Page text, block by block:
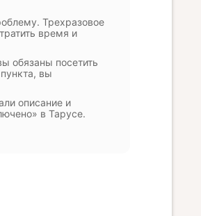
Трехразовое
время и
обязаны посетить
вы
описание и
в Тарусе.